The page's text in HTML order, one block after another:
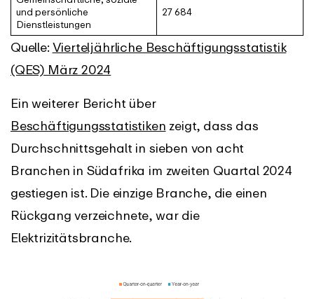
und persönliche
Dienstleistungen
27 684
Quelle: Vierteljährliche Beschäftigungsstatistik
(QES) März 2024
Ein weiterer Bericht über
Beschäftigungsstatistiken zeigt, dass das
Durchschnittsgehalt in sieben von acht
Branchen in Südafrika im zweiten Quartal 2024
gestiegen ist. Die einzige Branche, die einen
Rückgang verzeichnete, war die
Elektrizitätsbranche.